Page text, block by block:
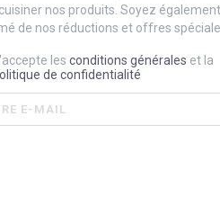
nos produits. Soyez
de nos réductions et offres
les conditions générales et la
de confidentialité